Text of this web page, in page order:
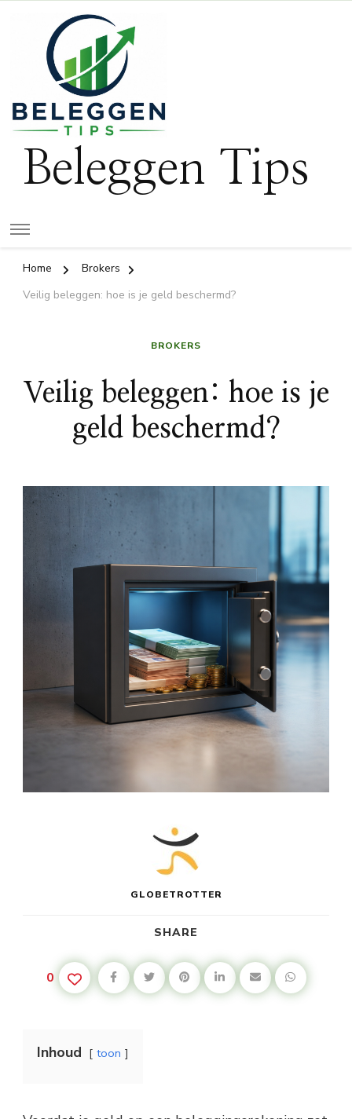
Beleggen Tips
Home
Brokers
Veilig beleggen: hoe is je geld beschermd?
BROKERS
Veilig beleggen: hoe is je
geld beschermd?
GLOBETROTTER
SHARE
0
Inhoud toon